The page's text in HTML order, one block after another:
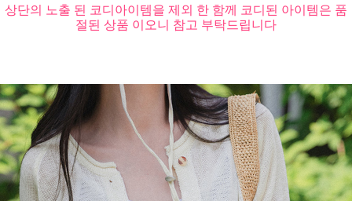
상단의 노출 된 코디아이템을 제외 한 함께 코디된 아이템은 품
절된 상품 이오니 참고 부탁드립니다